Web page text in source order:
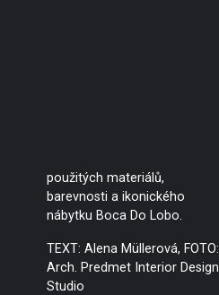
použitých materiálů,
barevnosti a ikonického
nábytku Boca Do Lobo.
TEXT: Alena Müllerová, FOTO:
Arch. Predmet Interior Design
Studio